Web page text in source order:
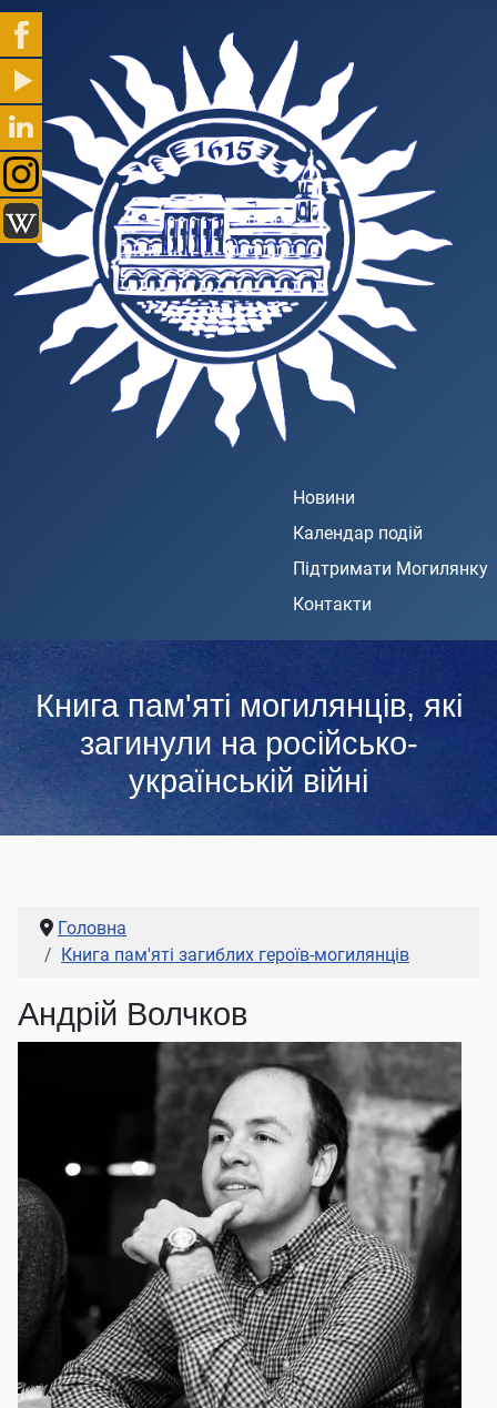
Новини
Календар подій
Підтримати Могилянку
Контакти
Книга пам'яті могилянців, які
загинули на російсько-
українській війні
Головна
Книга пам'яті загиблих героїв-могилянців
Андрій Волчков